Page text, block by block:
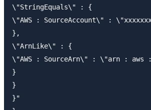
\"StringEquals\" : {
\"AWS : SourceAccount\" :
},
\"ArnLike\" : {
\"AWS : SourceArn\" : \"arn : aws :
}
}
}"